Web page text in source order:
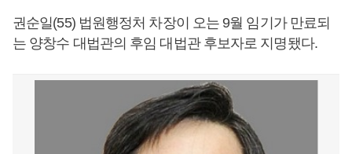
권순일(55) 법원행정처 차장이 오는 9월 임기가 만료되
는 양창수 대법관의 후임 대법관 후보자로 지명됐다.